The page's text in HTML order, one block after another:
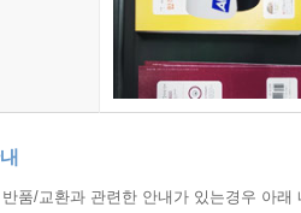
품/교환과 관련한 안내가 있는경우 아